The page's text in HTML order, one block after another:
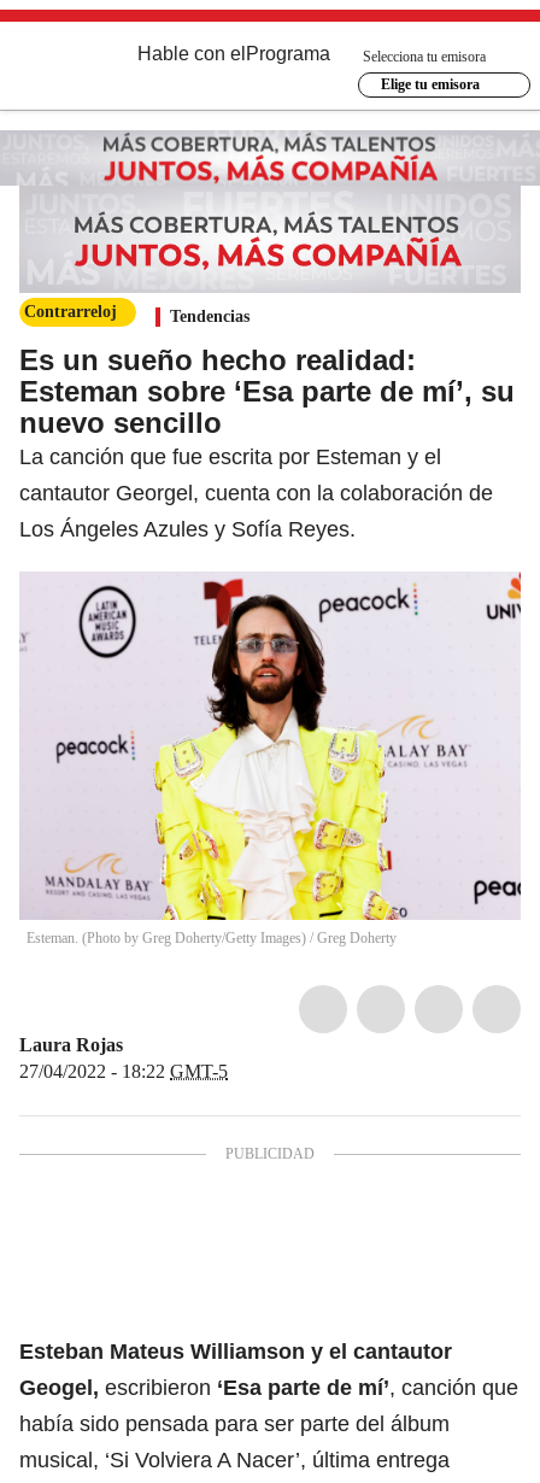
Hable con el Programa
Selecciona tu emisora
Elige tu emisora
Contrarreloj Tendencias
Es un sueño hecho realidad:
Esteman sobre ‘Esa parte de mí’, su
nuevo sencillo
La canción que fue escrita por Esteman y el
cantautor Georgel, cuenta con la colaboración de
Los Ángeles Azules y Sofía Reyes.
Esteman. (Photo by Greg Doherty/Getty Images) / Greg Doherty
Laura Rojas
27/04/2022 - 18:22 GMT-5
Esteban Mateus Williamson y el cantautor
Geogel, escribieron ‘Esa parte de mí’, canción que
había sido pensada para ser parte del álbum
musical, ‘Si Volviera A Nacer’, última entrega